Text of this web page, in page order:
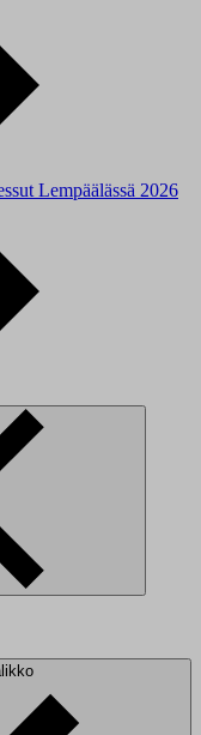
Lempäälässä 2026